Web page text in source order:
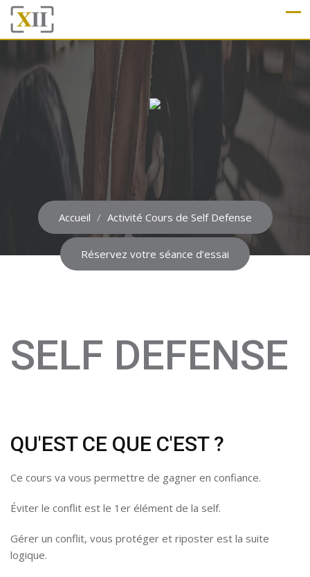
Accueil Activité Cours de Self Defense
Réservez votre séance d’essai
SELF DEFENSE
QU'EST CE QUE C'EST ?
Ce cours va vous permettre de gagner en confiance.
Éviter le conflit est le 1er élément de la self.
Gérer un conflit, vous protéger et riposter est la suite
logique.